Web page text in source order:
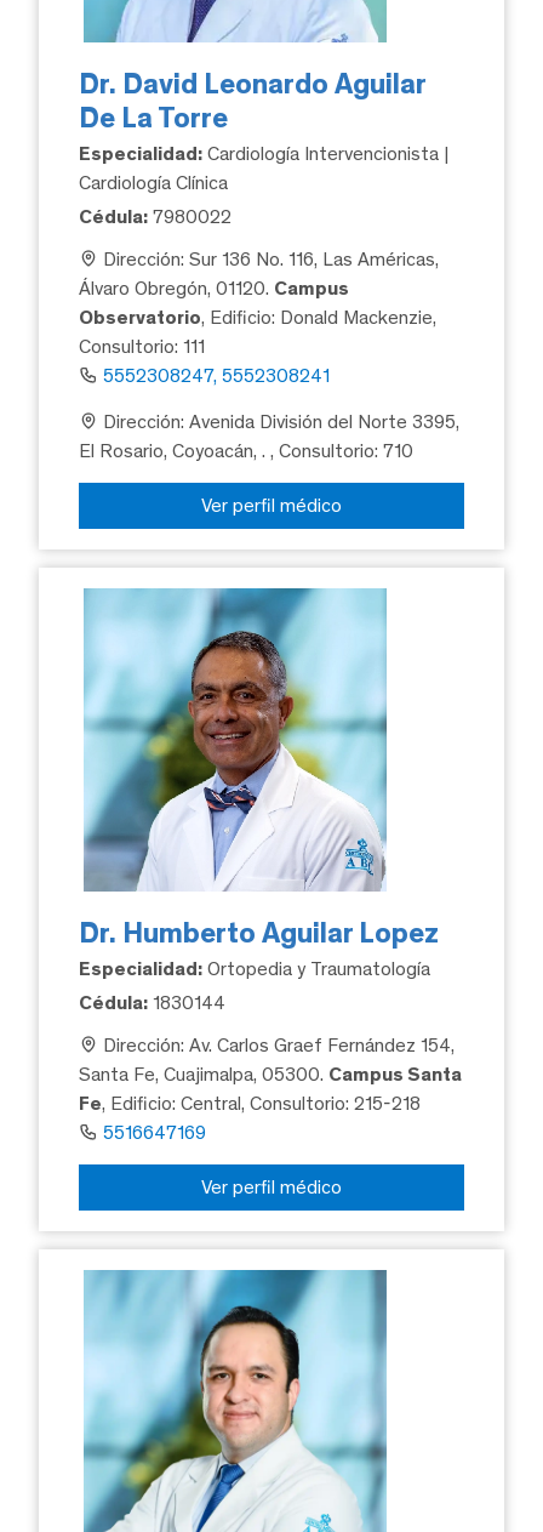
Dr. David Leonardo Aguilar
De La Torre
Especialidad: Cardiología Intervencionista |
Cardiología Clínica
Cédula: 7980022
Dirección: Sur 136 No. 116, Las Américas,
Álvaro Obregón, 01120. Campus
Observatorio, Edificio: Donald Mackenzie,
Consultorio: 111
5552308247, 5552308241
Dirección: Avenida División del Norte 3395,
El Rosario, Coyoacán, ., Consultorio: 710
Ver perfil médico
Dr. Humberto Aguilar Lopez
Especialidad: Ortopedia y Traumatología
Cédula: 1830144
Dirección: Av. Carlos Graef Fernández 154,
Santa Fe, Cuajimalpa, 05300. Campus Santa
Fe, Edificio: Central, Consultorio: 215-218
5516647169
Ver perfil médico